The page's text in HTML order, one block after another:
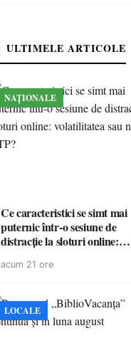
ULTIMELE ARTICOLE
NAȚIONALE
Ce caracteristici se simt mai
puternic într-o sesiune de
distracție la sloturi online:
acum 21 ore
LOCALE